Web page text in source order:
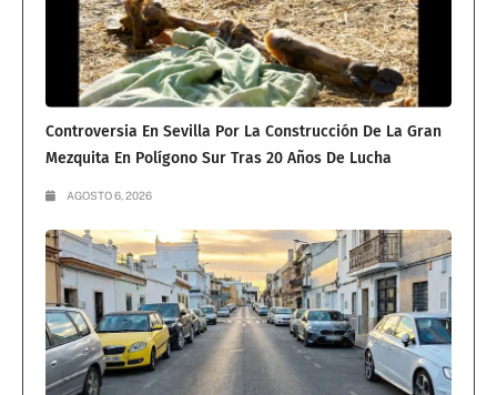
Controversia En Sevilla Por La Construcción De La Gran
Mezquita En Polígono Sur Tras 20 Años De Lucha
AGOSTO 6, 2026